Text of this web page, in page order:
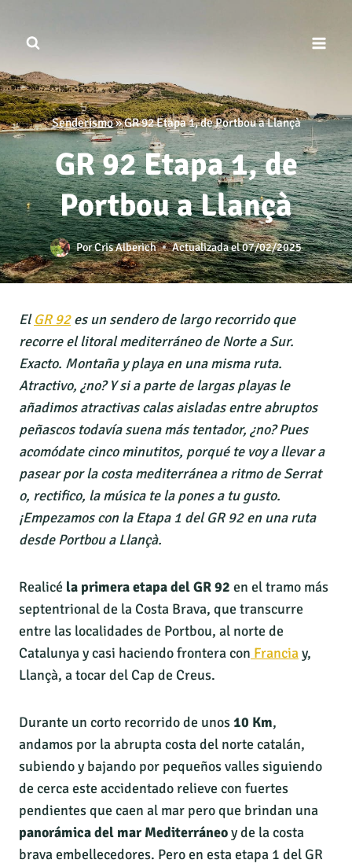
contenido
Senderismo»GR 92 Etapa 1, de Portbou a Llançà
GR 92 Etapa 1, de
Portbou a Llançà
PorCris Alberich Actualizada el07/02/2025
ElGR 92 es un sendero de largo recorrido que
recorre el litoral mediterráneo de Norte a Sur.
Exacto. Montaña y playa en una misma ruta.
Atractivo, ¿no? Y si a parte de largas playas le
añadimos atractivas calas aisladas entre abruptos
peñascos todavía suena más tentador, ¿no? Pues
acomódate cinco minutitos, porqué te voy a llevar a
pasear por la costa mediterránea a ritmo de Serrat
o, rectifico, la música te la pones a tu gusto.
¡Empezamos con la Etapa 1 del GR 92 en una ruta
desde Portbou a Llançà.
Realicé la primera etapa del GR 92 en el tramo más
septentrional de la Costa Brava, que transcurre
entre las localidades de Portbou, al norte de
Catalunya y casi haciendo frontera con Franciay,
Llançà, a tocar del Cap de Creus.
Durante un corto recorrido de unos10 Km,
andamos por la abrupta costa del norte catalán,
subiendo y bajando por pequeños valles siguiendo
de cerca este accidentado relieve con fuertes
pendientes que caen al mar pero que brindan una
panorámica del mar Mediterráneoy de la costa
brava embellecedores. Pero en esta etapa 1 del GR